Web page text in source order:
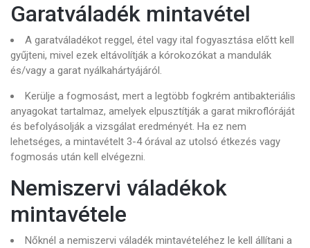
Garatváladék mintavétel
A garatváladékot reggel, étel vagy ital fogyasztása előtt kell
gyűjteni, mivel ezek eltávolítják a kórokozókat a mandulák
és/vagy a garat nyálkahártyájáról.
Kerülje a fogmosást, mert a legtöbb fogkrém antibakteriális
anyagokat tartalmaz, amelyek elpusztítják a garat mikroflóráját
és befolyásolják a vizsgálat eredményét. Ha ez nem
lehetséges, a mintavételt 3-4 órával az utolsó étkezés vagy
fogmosás után kell elvégezni.
Nemiszervi váladékok
mintavétele
Nőknél a nemiszervi váladék mintavételéhez le kell állítani a